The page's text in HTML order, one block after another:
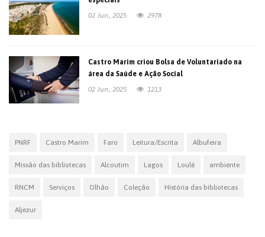
02 Jun., 2025
2978
Castro Marim criou Bolsa de Voluntariado na
área da Saúde e Ação Social
02 Jun., 2025
1213
PNRF Castro Marim Faro Leitura/Escrita Albufeira
Missão das bibliotecas Alcoutim Lagos Loulé ambiente
RNCM Serviços Olhão Coleção História das bibliotecas
Aljezur